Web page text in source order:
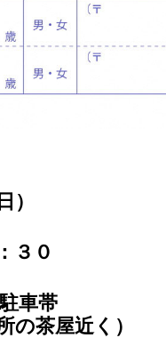
３０
車帯
の茶屋近く）